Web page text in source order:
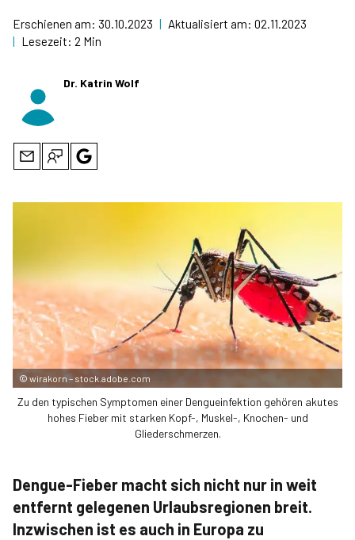
Erschienen am: 30.10.2023 | Aktualisiert am: 02.11.2023
| Lesezeit: 2 Min
Dr. Katrin Wolf
© wirakorn – stock.adobe.com
Zu den typischen Symptomen einer Dengueinfektion gehören akutes
hohes Fieber mit starken Kopf-, Muskel-, Knochen- und
Gliederschmerzen.
Dengue-Fieber macht sich nicht nur in weit
entfernt gelegenen Urlaubsregionen breit.
Inzwischen ist es auch in Europa zu